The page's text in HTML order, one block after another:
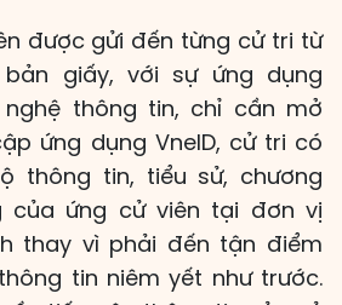
được gửi đến từng cử tri từ
giấy, với sự ứng dụng
thông tin, chỉ cần mở
ứng dụng VneID, cử tri có
thông tin, tiểu sử, chương
của ứng cử viên tại đơn vị
thay vì phải đến tận điểm
tin niêm yết như trước.